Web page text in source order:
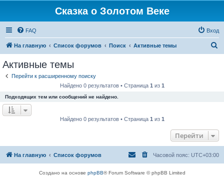
Сказка о Золотом Веке
FAQ Вход
На главную Список форумов Поиск Активные темы
Активные темы
Перейти к расширенному поиску
Найдено 0 результатов • Страница 1 из 1
Подходящих тем или сообщений не найдено.
Найдено 0 результатов • Страница 1 из 1
Перейти
На главную Список форумов Часовой пояс: UTC+03:00
Создано на основе phpBB® Forum Software © phpBB Limited